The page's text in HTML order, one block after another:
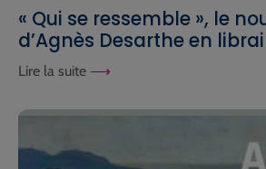
« Qui se ressemble », le
d’Agnès Desarthe en
Lire la suite